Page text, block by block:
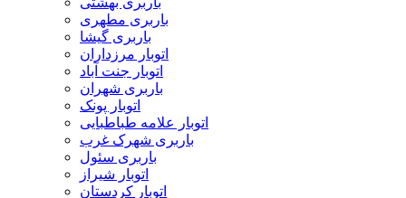
باربری مطهری
باربری گیشا
اتوبار مرزداران
اتوبار جنت آباد
باربری شهران
اتوبار پونک
اتوبار علامه طباطبایی
باربری شهرک غرب
باربری سئول
اتوبار شیراز
اتوبار کردستان